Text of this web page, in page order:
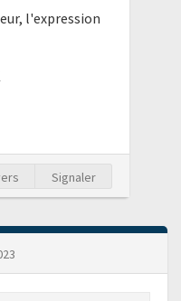
l'expression
Signaler